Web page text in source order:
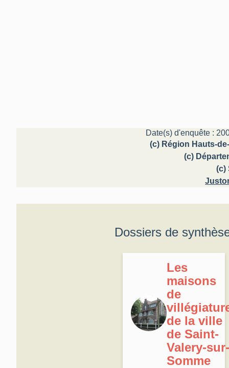
Date(s) d'enquête :
(c) Région Hauts-
(c)
(c)
Dossiers de
Les
maisons
de
de la ville
de Saint-
Valery-sur-
Somme